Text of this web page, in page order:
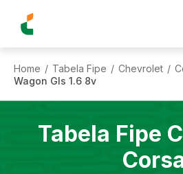
Home / Tabela Fipe / Chevrolet /
Wagon Gls 1.6 8v
Tabela Fipe